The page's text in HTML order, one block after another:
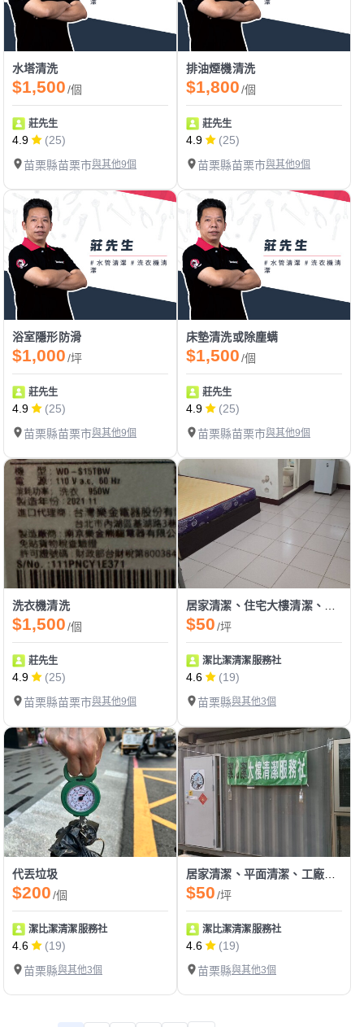
水塔清洗
$1,500/個
莊先生
4.9
(25)
苗栗縣苗栗市與其他9個
排油煙機清洗
$1,800/個
莊先生
4.9
(25)
苗栗縣苗栗市與其他9個
浴室隱形防滑
$1,000/坪
莊先生
4.9
(25)
苗栗縣苗栗市與其他9個
床墊清洗或除塵螨
$1,500/個
莊先生
4.9
(25)
苗栗縣苗栗市與其他9個
洗衣機清洗
$1,500/個
莊先生
4.9
(25)
苗栗縣苗栗市與其他9個
$50/坪
潔比潔清潔服務社
4.6
(19)
苗栗縣與其他3個
代丟垃圾
$200/個
潔比潔清潔服務社
4.6
(19)
苗栗縣與其他3個
居家清潔、平面清潔、工廠清潔、代收垃圾
$50/坪
潔比潔清潔服務社
4.6
(19)
苗栗縣與其他3個